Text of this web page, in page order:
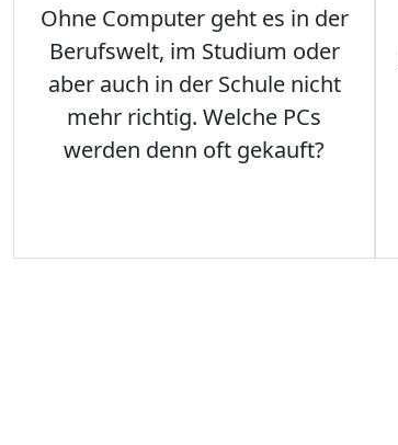
Ohne Computer geht es in der
Berufswelt, im Studium oder
aber auch in der Schule nicht
mehr richtig. Welche PCs
werden denn oft gekauft?